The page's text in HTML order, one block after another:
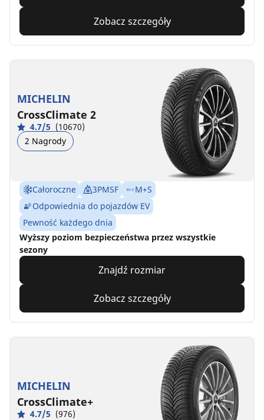
Zobacz szczegóły
MICHELIN
CrossClimate 2
4.7/5 (10670)
2 Nagrody
Całoroczne 3PMSF
M+S
Odpowiednia do pojazdów EV
Pewność każdego dnia
Wyższy poziom bezpieczeństwa przez wszystkie
sezony
Znajdź rozmiar
Zobacz szczegóły
MICHELIN
CrossClimate+
4.7/5 (976)